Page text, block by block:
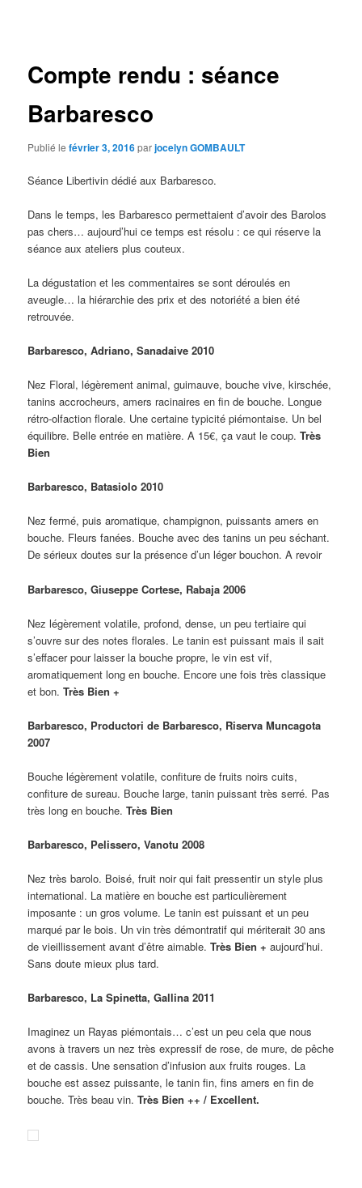
Compte rendu : séance
Barbaresco
Publié lefévrier 3, 2016parjocelyn GOMBAULT
Séance Libertivin dédié aux Barbaresco.
Dans le temps, les Barbaresco permettaient d’avoir des Barolos
pas chers… aujourd’hui ce temps est résolu : ce qui réserve la
séance aux ateliers plus couteux.
La dégustation et les commentaires se sont déroulés en
aveugle… la hiérarchie des prix et des notoriété a bien été
retrouvée.
Barbaresco, Adriano, Sanadaive 2010
Nez Floral, légèrement animal, guimauve, bouche vive, kirschée,
tanins accrocheurs, amers racinaires en fin de bouche. Longue
rétro-olfaction florale. Une certaine typicité piémontaise. Un bel
équilibre. Belle entrée en matière. A 15€, ça vaut le coup.Très
Bien
Barbaresco, Batasiolo 2010
Nez fermé, puis aromatique, champignon, puissants amers en
bouche. Fleurs fanées. Bouche avec des tanins un peu séchant.
De sérieux doutes sur la présence d’un léger bouchon. A revoir
Barbaresco, Giuseppe Cortese, Rabaja 2006
Nez légèrement volatile, profond, dense, un peu tertiaire qui
s’ouvre sur des notes florales. Le tanin est puissant mais il sait
s’effacer pour laisser la bouche propre, le vin est vif,
aromatiquement long en bouche. Encore une fois très classique
et bon.Très Bien +
Barbaresco, Productori de Barbaresco, Riserva Muncagota
2007
Bouche légèrement volatile, confiture de fruits noirs cuits,
confiture de sureau. Bouche large, tanin puissant très serré. Pas
très long en bouche.Très Bien
Barbaresco, Pelissero, Vanotu 2008
Nez très barolo. Boisé, fruit noir qui fait pressentir un style plus
international. La matière en bouche est particulièrement
imposante : un gros volume. Le tanin est puissant et un peu
marqué par le bois. Un vin très démontratif qui mériterait 30 ans
de vieillissement avant d’être aimable.Très Bien + aujourd’hui.
Sans doute mieux plus tard.
Barbaresco, La Spinetta, Gallina 2011
Imaginez un Rayas piémontais… c’est un peu cela que nous
avons à travers un nez très expressif de rose, de mure, de pêche
et de cassis. Une sensation d’infusion aux fruits rouges. La
bouche est assez puissante, le tanin fin, fins amers en fin de
bouche. Très beau vin. Très Bien ++ / Excellent.